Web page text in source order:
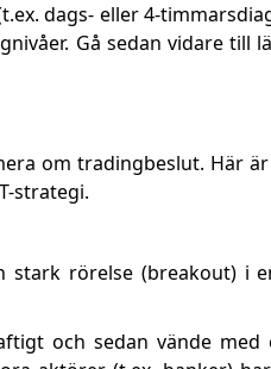
dags- eller 4-
Gå sedan vidare till
om tradingbeslut. Här
strategi.
rörelse (breakout) i
och sedan vände